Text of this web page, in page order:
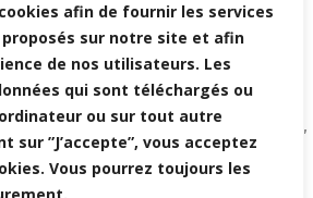
afin de fournir les services
sur notre site et afin
de nos utilisateurs. Les
qui sont téléchargés ou
ou sur tout autre
sur ”J’accepte”, vous acceptez
Vous pourrez toujours les
style-3 ul li:before, .etn-zoom-btn,
.cat-
.etn-
.fc-button:hover, .etn-default-
highlight, .etn-calender-list a:hover,
.cat-dropdown-list select, .etn-
.calendar-event-